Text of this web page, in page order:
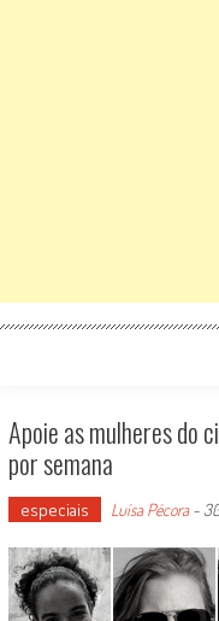
Apoie as mulheres do
por semana
especiais Luísa Pécora-